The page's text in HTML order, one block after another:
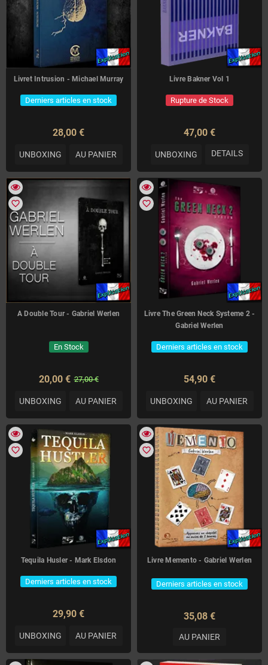
Livret Intrusion - Michael Murray
Derniers articles en stock
28,00 €
UNBOXING AU PANIER
Livre Bakner Vol 1
Rupture de Stock
47,00 €
UNBOXING DETAILS
favorite_border
A Double Tour - Gabriel Werlen
En Stock
20,00 € 27,00 €
UNBOXING AU PANIER
favorite_border
Livre The Green Neck Systeme 2 -
Gabriel Werlen
Derniers articles en stock
54,90 €
UNBOXING AU PANIER
favorite_border
Tequila Husler - Mark Elsdon
Derniers articles en stock
29,90 €
UNBOXING AU PANIER
favorite_border
Livre Memento - Gabriel Werlen
Derniers articles en stock
35,08 €
AU PANIER